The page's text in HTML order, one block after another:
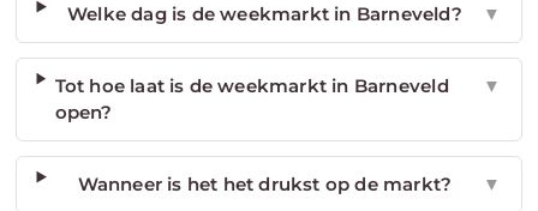
Welke dag is de weekmarkt in Barneveld? ▼
Tot hoe laat is de weekmarkt in Barneveld
open?
▼
Wanneer is het het drukst op de markt? ▼